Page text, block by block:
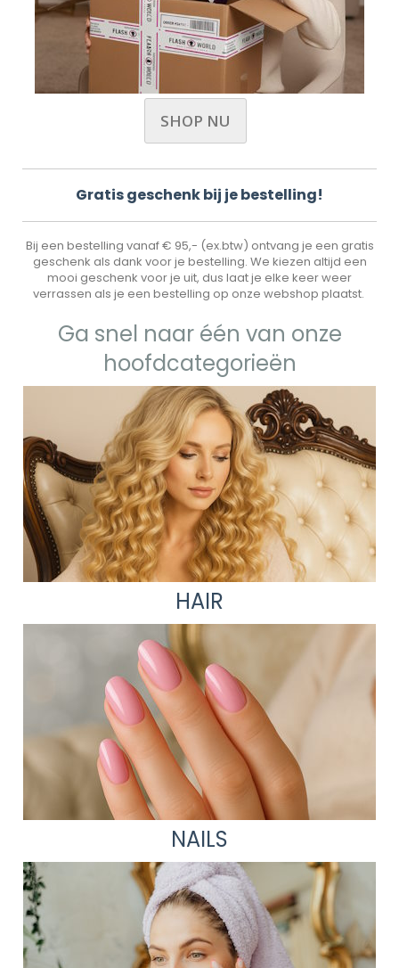
SHOP NU
Gratis geschenk bij je bestelling!
Bij een bestelling vanaf € 95,- (ex.btw) ontvang je een gratis
geschenk als dank voor je bestelling. We kiezen altijd een
mooi geschenk voor je uit, dus laat je elke keer weer
verrassen als je een bestelling op onze webshop plaatst.
Ga snel naar één van onze
hoofdcategorieën
HAIR
NAILS